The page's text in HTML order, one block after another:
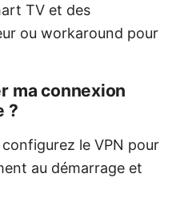
TV et des
ou workaround pour
ma connexion
?
le VPN pour
au démarrage et